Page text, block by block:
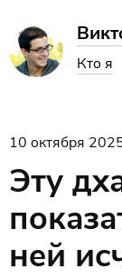
Кто я
10 октября
Эту
ней